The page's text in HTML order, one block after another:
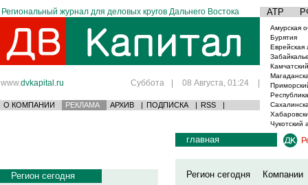
Региональный журнал для деловых кругов Дальнего Востока АТР
www.dvkapital.ru Суббота | 08 Августа, 01:24 |
О КОМПАНИИ РЕКЛАМА АРХИВ | ПОДПИСКА | RSS |
Амурская
Бурятия
Еврейская
Чукотский
Регион сегодня
главная
Регион сегодня
Компании